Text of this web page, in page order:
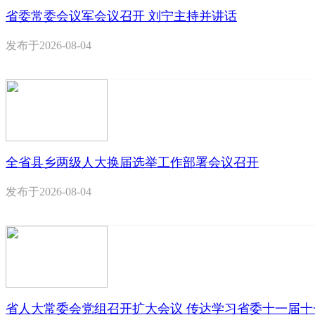
省委常委会议军会议召开 刘宁主持并讲话
发布于2026-08-04
全省县乡两级人大换届选举工作部署会议召开
发布于2026-08-04
省人大常委会党组召开扩大会议 传达学习省委十一届